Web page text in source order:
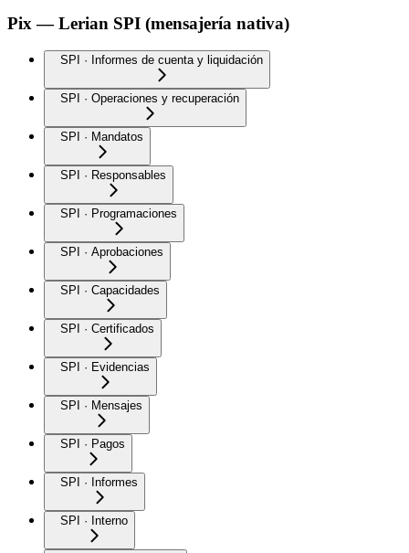
Pix — Lerian SPI (mensajería nativa)
SPI · Informes de cuenta y liquidación
SPI · Operaciones y recuperación
SPI · Mandatos
SPI · Responsables
SPI · Programaciones
SPI · Aprobaciones
SPI · Capacidades
SPI · Certificados
SPI · Evidencias
SPI · Mensajes
SPI · Pagos
SPI · Informes
SPI · Interno